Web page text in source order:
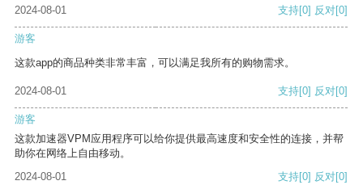
2024-08-01 支持[0] 反对[0]
游客
这款app的商品种类非常丰富，可以满足我所有的购物需求。
2024-08-01 支持[0] 反对[0]
游客
这款加速器VPM应用程序可以给你提供最高速度和安全性的连接，并帮
助你在网络上自由移动。
2024-08-01
支持[0] 反对[0]